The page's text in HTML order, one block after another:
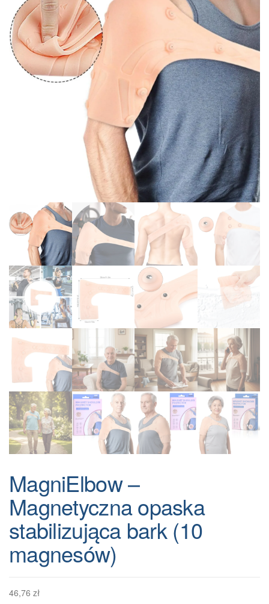
MagniElbow –
Magnetyczna opaska
stabilizująca bark (10
magnesów)
46,76 zł